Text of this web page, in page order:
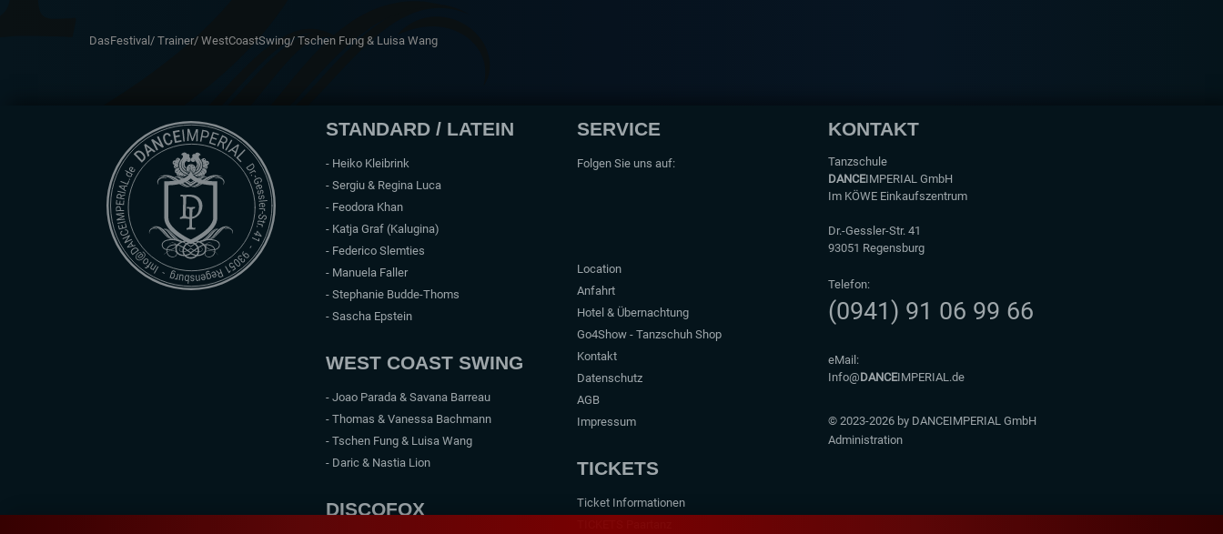
DasFestival/ Trainer/ WestCoastSwing/ Tschen Fung & Luisa Wang
STANDARD / LATEIN
- Heiko Kleibrink
- Sergiu & Regina Luca
- Feodora Khan
- Katja Graf (Kalugina)
- Federico Slemties
- Manuela Faller
- Stephanie Budde-Thoms
- Sascha Epstein
WEST COAST SWING
- Joao Parada & Savana Barreau
- Thomas & Vanessa Bachmann
- Tschen Fung & Luisa Wang
- Daric & Nastia Lion
DISCOFOX
SERVICE
Folgen Sie uns auf:
Location
Anfahrt
Hotel & Übernachtung
Go4Show - Tanzschuh Shop
Kontakt
Datenschutz
AGB
Impressum
TICKETS
Ticket Informationen
KONTAKT
Tanzschule
DANCEIMPERIAL GmbH
Im KÖWE Einkaufszentrum
Dr.-Gessler-Str. 41
93051 Regensburg
Telefon:
(0941) 91 06 99 66
eMail:
Info@DANCEIMPERIAL.de
© 2023-2026 by DANCEIMPERIAL GmbH
Administration